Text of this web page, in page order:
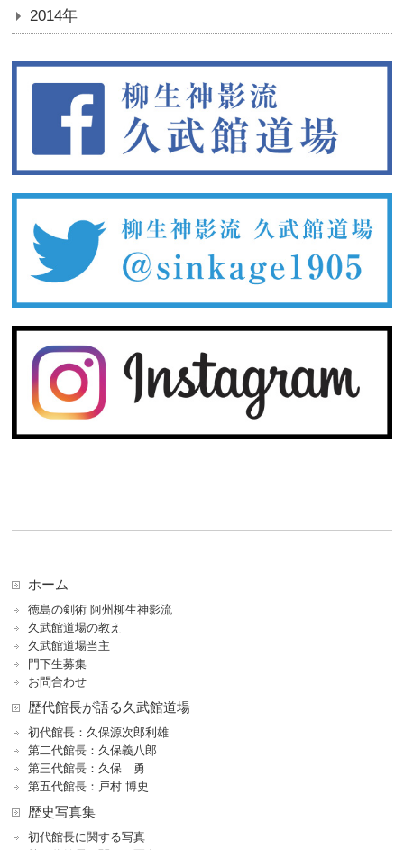
2014年
ホーム
徳島の剣術 阿州柳生神影流
久武館道場の教え
久武館道場当主
門下生募集
お問合わせ
歴代館長が語る久武館道場
初代館長：久保源次郎利雄
第二代館長：久保義八郎
第三代館長：久保 勇
第五代館長：戸村 博史
歴史写真集
初代館長に関する写真